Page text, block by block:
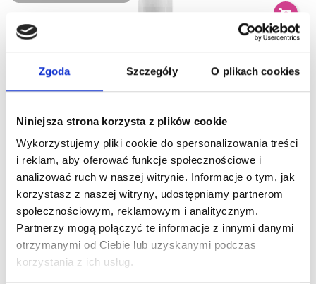
Zgoda Szczegóły O plikach cookies
Niniejsza strona korzysta z plików cookie
Wykorzystujemy pliki cookie do spersonalizowania treści
i reklam, aby oferować funkcje społecznościowe i
analizować ruch w naszej witrynie. Informacje o tym, jak
korzystasz z naszej witryny, udostępniamy partnerom
społecznościowym, reklamowym i analitycznym.
Partnerzy mogą połączyć te informacje z innymi danymi
otrzymanymi od Ciebie lub uzyskanymi podczas
korzystania z ich usług.
Be Color Be Hair Fluid Przeciwko Rozdwajającym Się
Końcówkom Do...
54,00 zł
Nowy